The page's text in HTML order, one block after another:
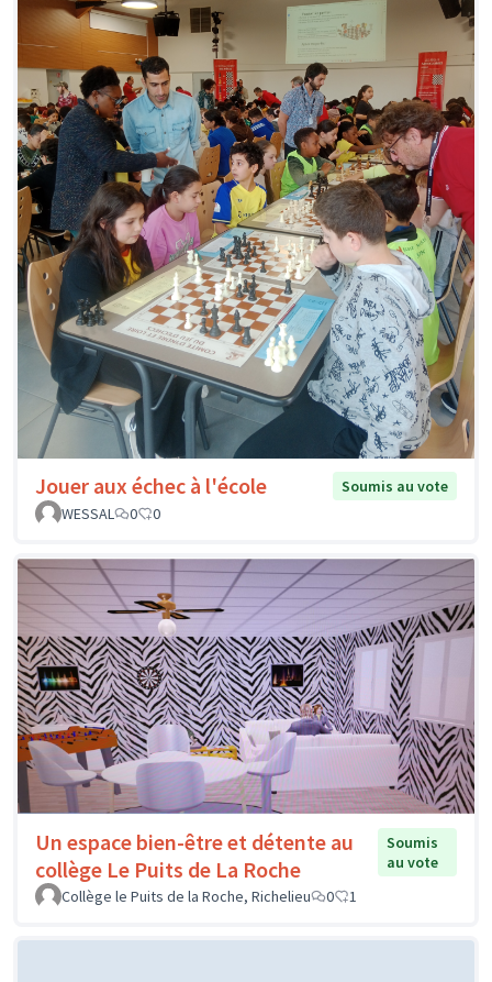
Jouer aux échec à l'école
Soumis au vote
WESSAL
0 0
Un espace bien-être et détente au
collège Le Puits de La Roche
Soumis
au vote
Collège le Puits de la Roche, Richelieu
0 1